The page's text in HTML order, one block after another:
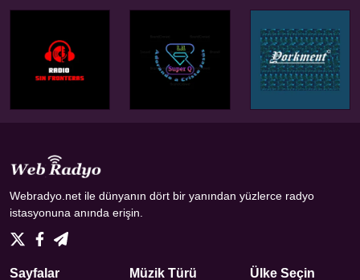
Webradyo.net ile dünyanın dört bir yanından yüzlerce radyo
istasyonuna anında erişin.
Sayfalar Müzik Türü Ülke Seçin